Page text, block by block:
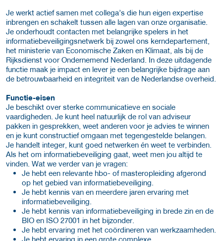
Je werkt actief samen met collega’s die hun eigen expertise
inbrengen en schakelt tussen alle lagen van onze organisatie.
Je onderhoudt contacten met belangrijke spelers in het
informatiebeveiligingsnetwerk bij zowel ons kerndepartement,
het ministerie van Economische Zaken en Klimaat, als bij de
Rijksdienst voor Ondernemend Nederland. In deze uitdagende
functie maak je impact en lever je een belangrijke bijdrage aan
de betrouwbaarheid en integriteit van de Nederlandse overheid.
Functie-eisen
Je beschikt over sterke communicatieve en sociale
vaardigheden. Je kunt heel natuurlijk de rol van adviseur
pakken in gesprekken, weet anderen voor je advies te winnen
en je kunt constructief omgaan met tegengestelde belangen.
Je handelt integer, kunt goed netwerken én weet te verbinden.
Als het om informatiebeveiliging gaat, weet men jou altijd te
vinden. Wat we verder van je vragen:
Je hebt een relevante hbo- of masteropleiding afgerond
op het gebied van informatiebeveiliging.
Je hebt kennis van en meerdere jaren ervaring met
informatiebeveiliging.
Je hebt kennis van informatiebeveiliging in brede zin en de
BIO en ISO 27001 in het bijzonder.
Je hebt ervaring met het coördineren van werkzaamheden.
Je hebt ervaring in een grote complexe